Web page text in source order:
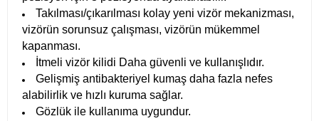
Takılması/çıkarılması kolay yeni vizör mekanizması,
vizörün sorunsuz çalışması, vizörün mükemmel
kapanması.
İtmeli vizör kilidi Daha güvenli ve kullanışlıdır.
Gelişmiş antibakteriyel kumaş daha fazla nefes
alabilirlik ve hızlı kuruma sağlar.
Gözlük ile kullanıma uygundur.